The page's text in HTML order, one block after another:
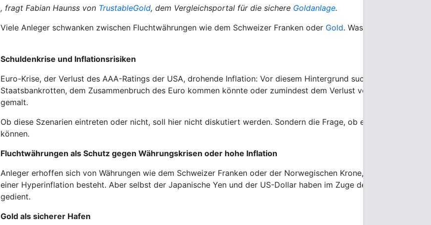
, fragt Fabian Haunss von TrustableGold, dem Vergleichsportal für die sichere Goldanlage.
Viele Anleger schwanken zwischen Fluchtwährungen wie dem Schweizer Franken oder Gold. Was eignet sich
Schuldenkrise und Inflationsrisiken
Euro-Krise, der Verlust des AAA-Ratings der USA, drohende Inflation: Vor diesem Hintergrund suchen
Staatsbankrotten, dem Zusammenbruch des Euro kommen könnte oder zumindest dem Verlust von Kaufkraft
gemalt.
Ob diese Szenarien eintreten oder nicht, soll hier nicht diskutiert werden. Sondern die Frage, ob eine Flucht in
können.
Fluchtwährungen als Schutz gegen Währungskrisen oder hohe Inflation
Anleger erhoffen sich von Währungen wie dem Schweizer Franken oder der Norwegischen Krone, dass diese
einer Hyperinflation besteht. Aber selbst der Japanische Yen und der US-Dollar haben im Zuge der Finanzkrise
gedient.
Gold als sicherer Hafen